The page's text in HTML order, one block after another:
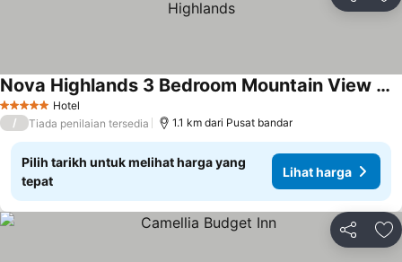
5 Bintang Hotel
Nova Highlands 3 Bedroom Mountain View Cameron Highlands
/ Tiada penilaian tersedia 1.1 km dari Pusat bandar
Pilih tarikh untuk melihat harga yang
tepat
Lihat harga
Kongsi